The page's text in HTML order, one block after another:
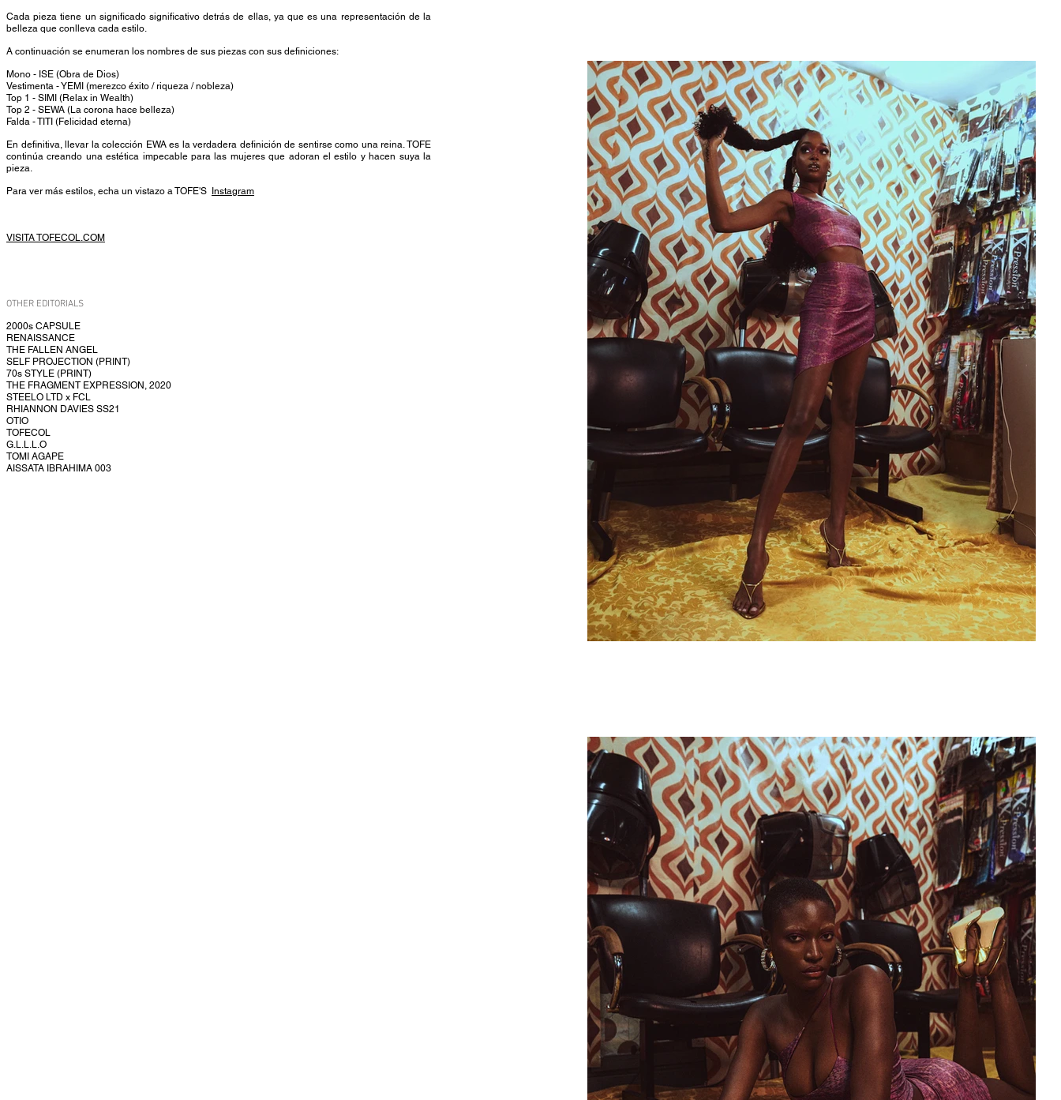
Cada pieza tiene un significado significativo detrás de ellas, ya que es una representación de la
belleza que conlleva cada estilo.
A continuación se enumeran los nombres de sus piezas con sus definiciones:
Mono - ISE (Obra de Dios)
Vestimenta - YEMI (merezco éxito / riqueza / nobleza)
Top 1 - SIMI (Relax in Wealth)
Top 2 - SEWA (La corona hace belleza)
Falda - TITI (Felicidad eterna)
En definitiva, llevar la colección EWA es la verdadera definición de sentirse como una reina. TOFE
continúa creando una estética impecable para las mujeres que adoran el estilo y hacen suya la
pieza.
Para ver más estilos, echa un vistazo a TOFE'S Instagram
VISITA TOFECOL.COM
OTHER EDITORIALS
2000s CAPSULE
RENAISSANCE
THE FALLEN ANGEL
SELF PROJECTION (PRINT)
70s STYLE (PRINT)
THE FRAGMENT EXPRESSION, 2020
STEELO LTD x FCL
RHIANNON DAVIES SS21
OTIO
TOFECOL
G.L.L.L.O
TOMI AGAPE
AISSATA IBRAHIMA 003